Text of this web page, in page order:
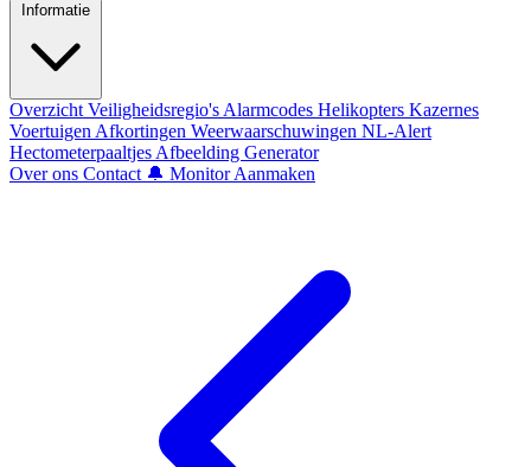
Informatie
Overzicht Veiligheidsregio's Alarmcodes Helikopters Kazernes
Voertuigen Afkortingen Weerwaarschuwingen NL-Alert
Hectometerpaaltjes Afbeelding Generator
Over ons Contact 🔔 Monitor Aanmaken